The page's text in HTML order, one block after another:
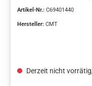
belegen, wo das
Körper aus Aluminium,
Artikel-Nr.: C69401440
Hersteller: CMT
Derzeit nicht